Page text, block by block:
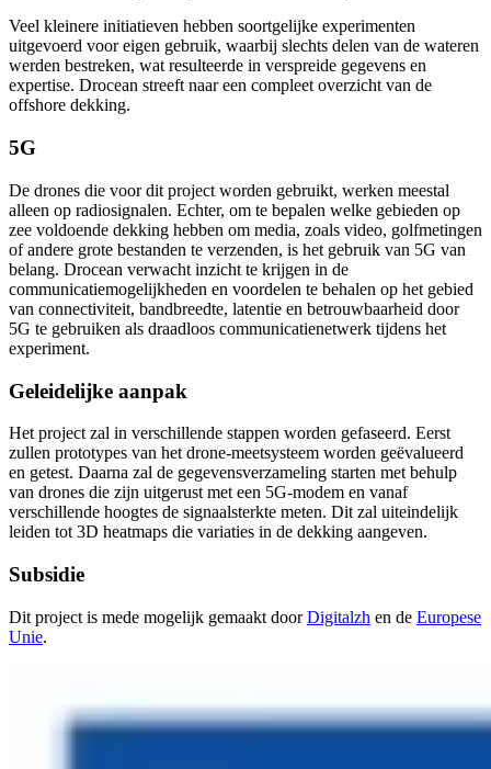
Veel kleinere initiatieven hebben soortgelijke experimenten
uitgevoerd voor eigen gebruik, waarbij slechts delen van de wateren
werden bestreken, wat resulteerde in verspreide gegevens en
expertise. Drocean streeft naar een compleet overzicht van de
offshore dekking.
5G
De drones die voor dit project worden gebruikt, werken meestal
alleen op radiosignalen. Echter, om te bepalen welke gebieden op
zee voldoende dekking hebben om media, zoals video, golfmetingen
of andere grote bestanden te verzenden, is het gebruik van 5G van
belang. Drocean verwacht inzicht te krijgen in de
communicatiemogelijkheden en voordelen te behalen op het gebied
van connectiviteit, bandbreedte, latentie en betrouwbaarheid door
5G te gebruiken als draadloos communicatienetwerk tijdens het
experiment.
Geleidelijke aanpak
Het project zal in verschillende stappen worden gefaseerd. Eerst
zullen prototypes van het drone-meetsysteem worden geëvalueerd
en getest. Daarna zal de gegevensverzameling starten met behulp
van drones die zijn uitgerust met een 5G-modem en vanaf
verschillende hoogtes de signaalsterkte meten. Dit zal uiteindelijk
leiden tot 3D heatmaps die variaties in de dekking aangeven.
Subsidie
Dit project is mede mogelijk gemaakt doorDigitalzh en de Europese
Unie.